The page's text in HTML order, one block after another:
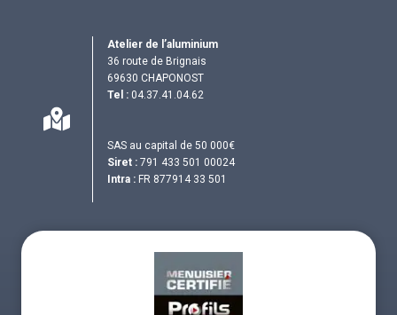
Atelier de l’aluminium
36 route de Brignais
69630 CHAPONOST
Tel : 04.37.41.04.62
SAS au capital de 50 000€
Siret : 791 433 501 00024
Intra : FR 877914 33 501